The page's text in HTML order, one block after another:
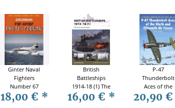
Ginter Naval
Fighters
Number 67
Grumman F9-
6P/8P Photo-
18,00 € *
British
Battleships
1914-18 (1) The
Early
Dreadnoughts
16,00 € *
P-47
Thunderbolt
Aces of the
Ninth and
Fifteenth AF
20,90 €